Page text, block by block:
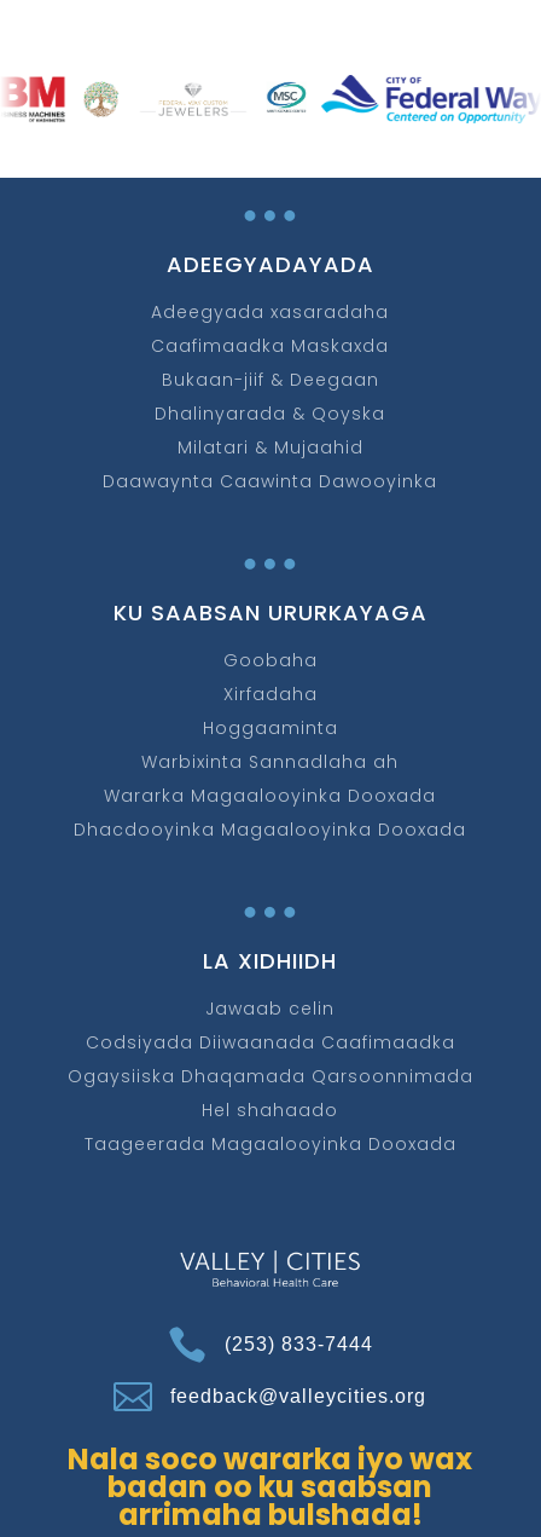
…
ADEEGYADAYADA
Adeegyada xasaradaha
Caafimaadka Maskaxda
Bukaan-jiif & Deegaan
Dhalinyarada & Qoyska
Milatari & Mujaahid
Daawaynta Caawinta Dawooyinka
…
KU SAABSAN URURKAYAGA
Goobaha
Xirfadaha
Hoggaaminta
Warbixinta Sannadlaha ah
Wararka Magaalooyinka Dooxada
Dhacdooyinka Magaalooyinka Dooxada
…
LA XIDHIIDH
Jawaab celin
Codsiyada Diiwaanada Caafimaadka
Ogaysiiska Dhaqamada Qarsoonnimada
Hel shahaado
Taageerada Magaalooyinka Dooxada
 (253) 833-7444
 feedback@valleycities.org
Nala soco wararka iyo wax
badan oo ku saabsan
arrimaha bulshada!